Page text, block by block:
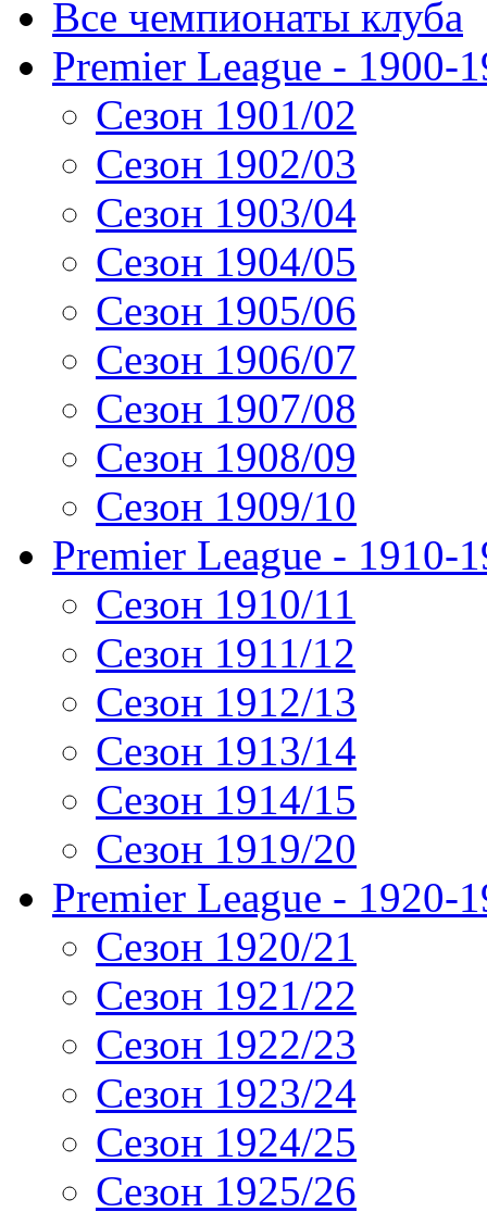
Все чемпионаты клуба
Premier League - 1900-
Сезон 1901/02
Сезон 1902/03
Сезон 1903/04
Сезон 1904/05
Сезон 1905/06
Сезон 1906/07
Сезон 1907/08
Сезон 1908/09
Сезон 1909/10
Premier League - 1910-
Сезон 1910/11
Сезон 1911/12
Сезон 1912/13
Сезон 1913/14
Сезон 1914/15
Сезон 1919/20
Premier League - 1920-
Сезон 1920/21
Сезон 1921/22
Сезон 1922/23
Сезон 1923/24
Сезон 1924/25
Сезон 1925/26